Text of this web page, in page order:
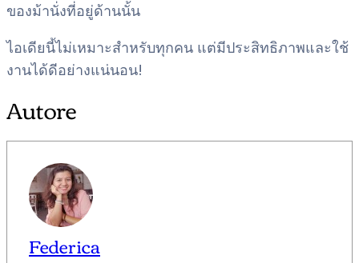
ของม้านั่งที่อยู่ด้านนั้น
ไอเดียนี้ไม่เหมาะสำหรับทุกคน แต่มีประสิทธิภาพและใช้
งานได้ดีอย่างแน่นอน!
Autore
Federica